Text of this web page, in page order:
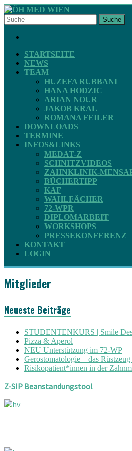
Skip
to
content
ÖH
MED
WIEN
ZAHNMEDIZIN
Suche
STARTSEITE
NEWS
TEAM
HUZEFA RUBBANI
HANA HODZIC
ARIAN NOUR
JAKOB KRAL
ROMANA FEILER
DOWNLOADS
TERMINE
INFOS&LINKS
MEDAT-Z
SCHNITZVIDEOS
ZAHNKLINIK-
BÜCHERTIPP
KAF
WAHLFÄCHER
72-WPR
DIPLOMARBEIT
WORKSHOPS
PRESSEKONFERENZ
KONTAKT
LOGIN
Mitglieder
Neueste Beiträge
STUDENTENKURS | Smile
Pizza & Aperol
NEU Unterstützung im 72-WP
Gerostomatologie – das
Risikopatient*innen in der
Z-SIP Beanstandungstool